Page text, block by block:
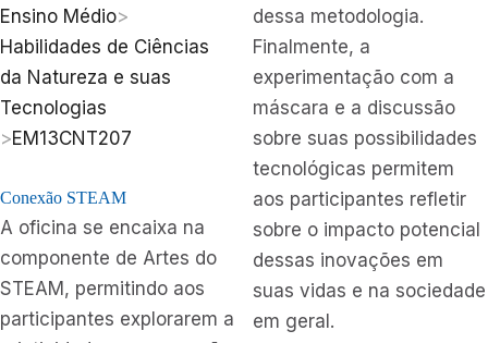
Ensino Médio>
Habilidades de Ciências
da Natureza e suas
Tecnologias
>EM13CNT207
Conexão STEAM
A oficina se encaixa na
componente de Artes do
STEAM, permitindo aos
participantes explorarem a
dessa metodologia.
Finalmente, a
experimentação com a
máscara e a discussão
sobre suas possibilidades
tecnológicas permitem
aos participantes refletir
sobre o impacto potencial
dessas inovações em
suas vidas e na sociedade
em geral.